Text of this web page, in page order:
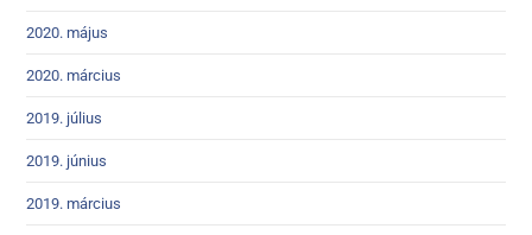
2020. május
2020. március
2019. július
2019. június
2019. március